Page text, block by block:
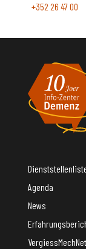
+352 26 47 00
Agenda
News